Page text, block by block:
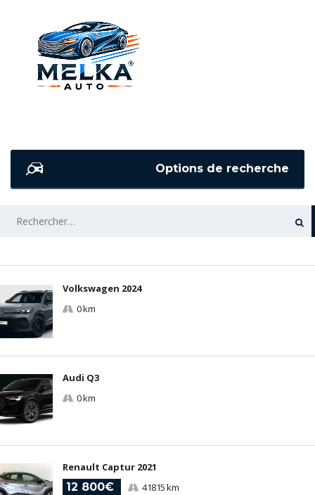
Options de recherche
RECHERCHER :
Volkswagen 2024
0 km
Audi Q3
0 km
Renault Captur 2021
12 800€ 41815 km